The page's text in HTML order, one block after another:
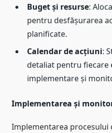
Buget și resurse:
pentru desfășurarea
planificate.
Calendar de acțiuni:
detaliat pentru fiecare
implementare și
Implementarea și
Implementarea procesului